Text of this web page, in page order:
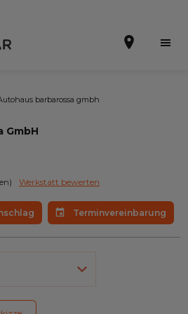
barbarossa gmbh
GmbH
Werkstatt bewerten
Terminvereinbarung